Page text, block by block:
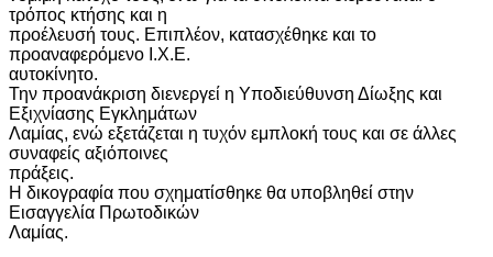
τρόπος κτήσης και η
προέλευσή τους. Επιπλέον, κατασχέθηκε και το
προαναφερόμενο Ι.Χ.Ε.
αυτοκίνητο.
Την προανάκριση διενεργεί η Υποδιεύθυνση Δίωξης και
Εξιχνίασης Εγκλημάτων
Λαμίας, ενώ εξετάζεται η τυχόν εμπλοκή τους και σε άλλες
συναφείς αξιόποινες
πράξεις.
Η δικογραφία που σχηματίσθηκε θα υποβληθεί στην
Εισαγγελία Πρωτοδικών
Λαμίας.